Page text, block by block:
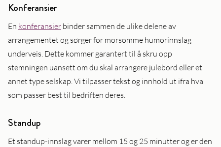
Konferansier
En konferansier binder sammen de ulike delene av
arrangementet og sørger for morsomme humorinnslag
underveis. Dette kommer garantert til å skru opp
stemningen uansett om du skal arrangere julebord eller et
annet type selskap. Vi tilpasser tekst og innhold ut ifra hva
som passer best til bedriften deres.
Standup
Et standup-innslag varer mellom 15 og 25 minutter og er den